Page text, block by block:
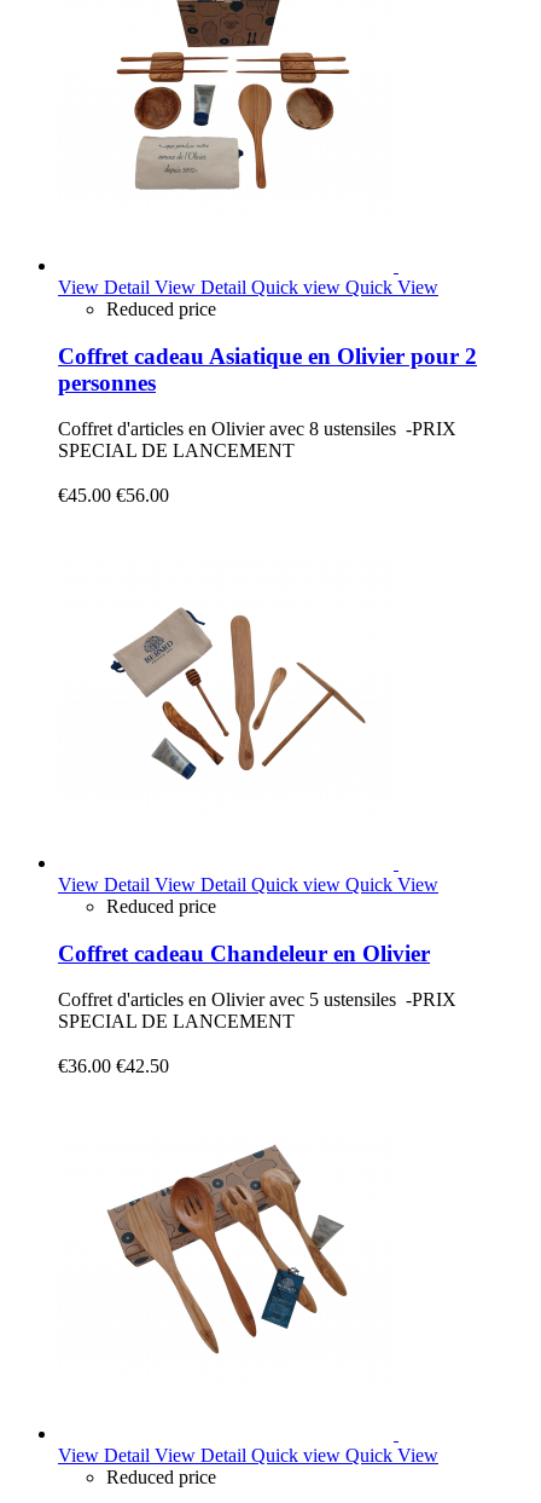
View Detail View Detail Quick view Quick View
Reduced price
Coffret cadeau Asiatique en Olivier pour 2
personnes
Coffret d'articles en Olivier avec 8 ustensiles -PRIX
SPECIAL DE LANCEMENT
€45.00 €56.00
View Detail View Detail Quick view Quick View
Reduced price
Coffret cadeau Chandeleur en Olivier
Coffret d'articles en Olivier avec 5 ustensiles -PRIX
SPECIAL DE LANCEMENT
€36.00 €42.50
View Detail View Detail Quick view Quick View
Reduced price